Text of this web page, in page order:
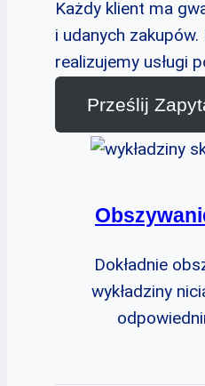
Każdy klient ma
i udanych
realizujemy usługi
Prześlij
Dokładnie
wykładziny